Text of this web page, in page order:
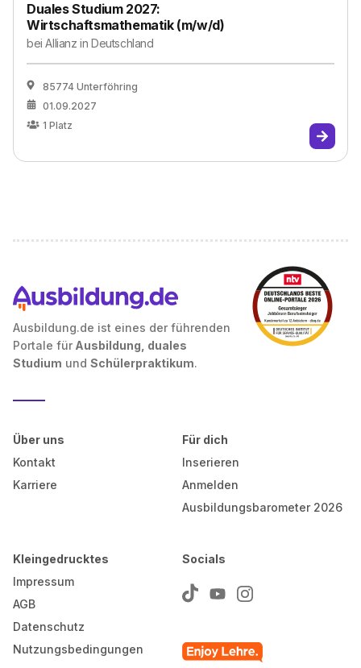
Duales Studium 2027:
Wirtschaftsmathematik (m/w/d)
beiAllianz in Deutschland
85774 Unterföhring
01.09.2027
1 Platz
Ausbildung.de ist eines der führenden
Portale für Ausbildung, duales
Studium und Schülerpraktikum.
Über uns
Kontakt
Karriere
Für dich
Inserieren
Anmelden
Ausbildungsbarometer 2026
Kleingedrucktes
Impressum
AGB
Datenschutz
Nutzungsbedingungen
Socials